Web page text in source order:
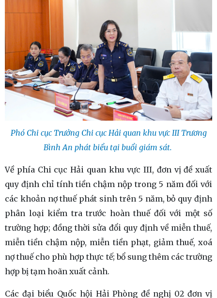
Phó Chi cục Trưởng Chi cục Hải quan khu vực III Trương
Bình An phát biểu tại buổi giám sát.
Về phía Chi cục Hải quan khu vực III, đơn vị đề xuất
quy định chỉ tính tiền chậm nộp trong 5 năm đối với
các khoản nợ thuế phát sinh trên 5 năm, bỏ quy định
phân loại kiểm tra trước hoàn thuế đối với một số
trường hợp; đồng thời sửa đổi quy định về miễn thuế,
miễn tiền chậm nộp, miễn tiền phạt, giảm thuế, xoá
nợ thuế cho phù hợp thực tế; bổ sung thêm các trường
hợp bị tạm hoãn xuất cảnh.
Các đại biểu Quốc hội Hải Phòng đề nghị 02 đơn vị